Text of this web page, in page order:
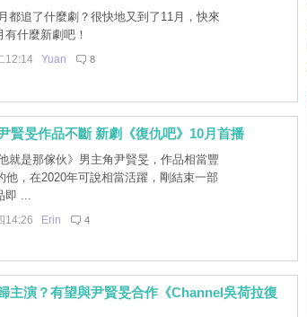
都追了什麼劇？很快地又到了11月，快來
什麼新劇吧！
12:14 Yuan 8
賢旻作品不斷 新劇《復仇吧》10月首播
就是那傢伙》男主角尹賢旻，作品相當豐
他，在2020年可說相當活躍，剛結束一部
即 ...
14:26 Erin 4
主演？有望與尹賢旻合作《Channel吳荷拉復